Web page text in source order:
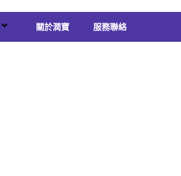
關於潤寶 服務聯絡